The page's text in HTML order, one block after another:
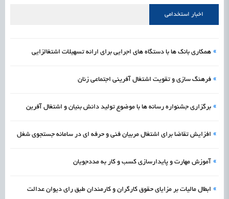
اشتغال و کارآفرینی
اخبار استخدامی
» همکاری بانک ها با دستگاه های اجرایی برای ارائه تسهیلات اشتغالزایی
» فرهنگ سازی و تقویت اشتغال آفرینی اجتماعی زنان
» برگزاری جشنواره رسانه ها با موضوع تولید دانش بنیان و اشتغال آفرین
» افزایش تقاضا برای اشتغال مربیان فنی و حرفه ای در سامانه جستجوی شغل
» آموزش مهارت و پایدارسازی کسب و کار به مددجویان
» ابطال مالیات بر مزایای حقوق کارگران و کارمندان طبق رای دیوان عدالت